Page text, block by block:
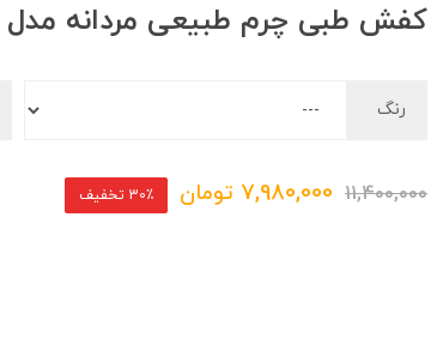
کفش طبی چرم طبیعی مردانه
رنگ
11,400,000
7,980,000 تومان 30٪ تخفیف